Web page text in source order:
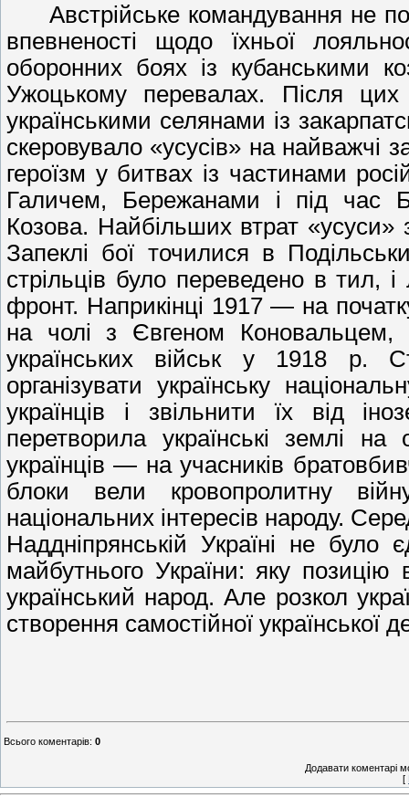
Австрійське командування не
впевненості щодо їхньої
оборонних боях із кубанськими
Ужоцькому перевалах. Після
українськими селянами із
скеровувало «усусів» на
героїзм у битвах із частинами
Галичем, Бережанами і під час
Козова. Найбільших втрат «усуси»
Запеклі бої точилися в
стрільців було переведено в
фронт. Наприкінці 1917 — на
на чолі з Євгеном
українських військ у 1918 р.
організувати українську
українців і звільнити їх від
перетворила українські землі
українців — на учасників
блоки вели кровопролитну
національних інтересів народу.
Наддніпрянській Україні не
майбутнього України: яку
український народ. Але розкол
створення самостійної української
Всього коментарів: 0
Додавати коментарі
[